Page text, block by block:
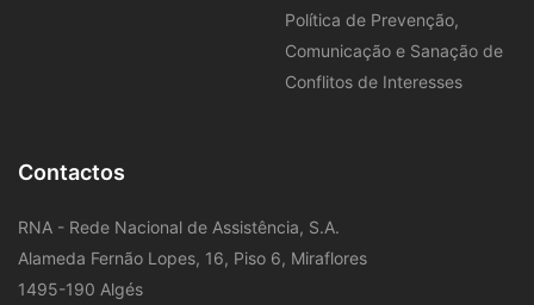
Política de Prevenção,
Comunicação e Sanação de
Conflitos de Interesses
Contactos
RNA - Rede Nacional de Assistência, S.A.
Alameda Fernão Lopes, 16, Piso 6, Miraflores
1495-190 Algés